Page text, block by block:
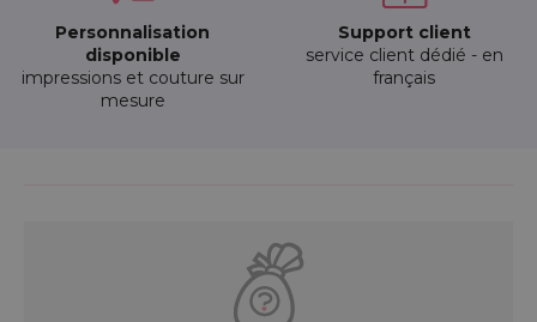
Personnalisation
disponible
impressions et couture sur
mesure
Support client
service client dédié - en
français